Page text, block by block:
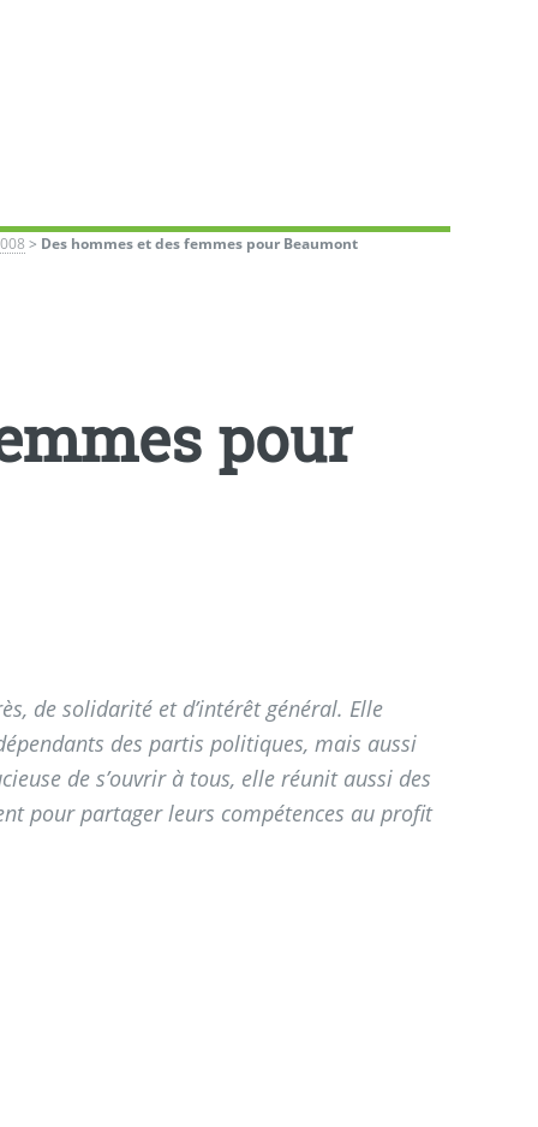
> Des hommes et des femmes pour Beaumont
pour
de solidarité et d’intérêt général. Elle
des partis politiques, mais aussi
de s’ouvrir à tous, elle réunit aussi des
pour partager leurs compétences au profit